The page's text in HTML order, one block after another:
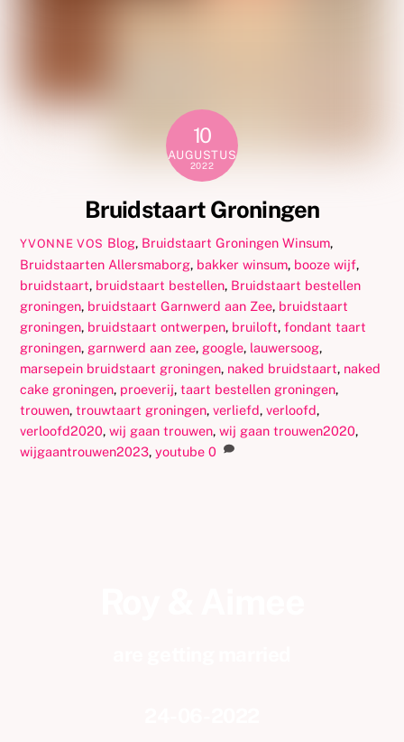
10
AUGUSTUS
2022
Bruidstaart Groningen
YVONNE VOS Blog, Bruidstaart Groningen Winsum,
Bruidstaarten Allersmaborg, bakker winsum, booze wijf,
bruidstaart, bruidstaart bestellen, Bruidstaart bestellen
groningen, bruidstaart Garnwerd aan Zee, bruidstaart
groningen, bruidstaart ontwerpen, bruiloft,fondant taart
groningen, garnwerd aan zee, google, lauwersoog,
marsepein bruidstaart groningen, naked bruidstaart, naked
cake groningen, proeverij,taart bestellen groningen,
trouwen,trouwtaart groningen,verliefd,verloofd,
verloofd2020,wij gaan trouwen,wij gaan trouwen2020,
wijgaantrouwen2023,youtube 0